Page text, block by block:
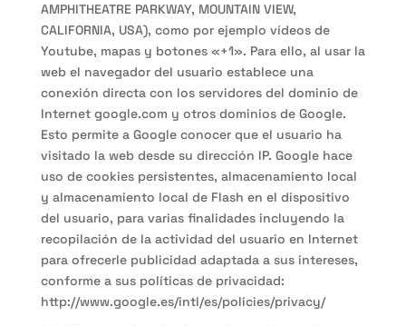
AMPHITHEATRE PARKWAY, MOUNTAIN VIEW,
CALIFORNIA, USA), como por ejemplo vídeos de
Youtube, mapas y botones «+1». Para ello, al usar la
web el navegador del usuario establece una
conexión directa con los servidores del dominio de
Internet google.com y otros dominios de Google.
Esto permite a Google conocer que el usuario ha
visitado la web desde su dirección IP. Google hace
uso de cookies persistentes, almacenamiento local
y almacenamiento local de Flash en el dispositivo
del usuario, para varias finalidades incluyendo la
recopilación de la actividad del usuario en Internet
para ofrecerle publicidad adaptada a sus intereses,
conforme a sus políticas de privacidad:
http://www.google.es/intl/es/policies/privacy/